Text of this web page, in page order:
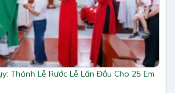
Thánh Lễ Rước Lễ Lần Đầu Cho 25 Em